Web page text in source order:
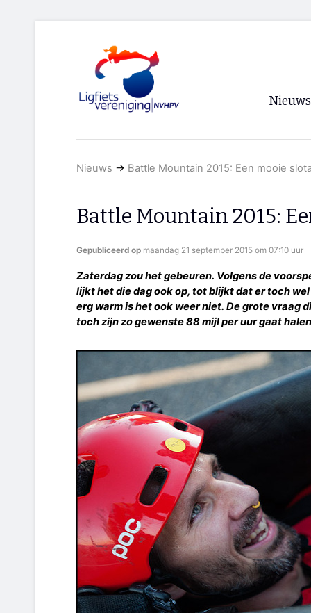
Nieuws
RSS
Nieuws → Battle Mountain 2015: Een mooie
Battle Mountain 2015:
Gepubliceerd op maandag 21 september 2015 om 07:10 uur
Zaterdag zou het gebeuren. Volgens de
lijkt het die dag ook op, tot blijkt dat er toch
erg warm is het ook weer niet. De grote vraag
toch zijn zo gewenste 88 mijl per uur gaat